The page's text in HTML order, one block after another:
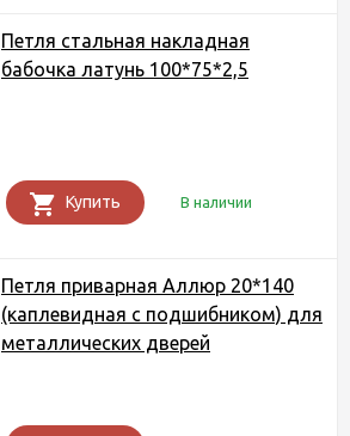
Петля стальная накладная
бабочка латунь 100*75*2,5
Купить В наличии
Петля приварная Аллюр 20*140
(каплевидная с подшибником) для
металлических дверей